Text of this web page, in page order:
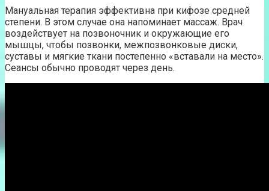
Мануальная терапия эффективна при кифозе средней
степени. В этом случае она напоминает массаж. Врач
воздействует на позвоночник и окружающие его
мышцы, чтобы позвонки, межпозвонковые диски,
суставы и мягкие ткани постепенно «вставали на место».
Сеансы обычно проводят через день.